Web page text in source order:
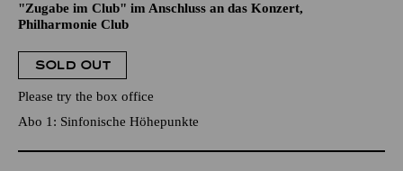
"Zugabe im Club" im Anschluss an das Konzert,
Philharmonie Club
SOLD OUT
Please try the box office
Abo 1: Sinfonische Höhepunkte